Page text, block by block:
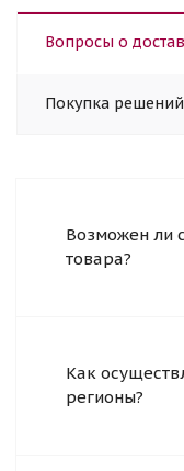
Вопросы о
Покупка решений
Возможен ли
товара?
Как
регионы?